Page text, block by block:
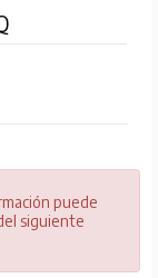
puede
siguiente